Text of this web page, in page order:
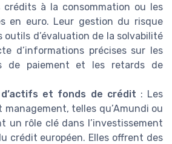
crédits à la consommation ou les
en euro. Leur gestion du risque
outils d’évaluation de la solvabilité
d’informations précises sur les
de paiement et les retards de
d’actifs et fonds de crédit : Les
management, telles qu’Amundi ou
un rôle clé dans l’investissement
crédit européen. Elles offrent des